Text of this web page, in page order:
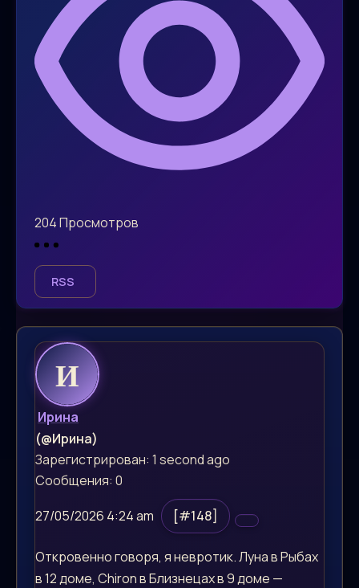
204Просмотров
RSS
Ирина
(@Ирина)
Зарегистрирован: 1 second ago
Сообщения: 0
27/05/2026 4:24 am
[#148]
Откровенно говоря, я невротик. Луна в Рыбах
в 12 доме, Chiron в Близнецах в 9 доме —